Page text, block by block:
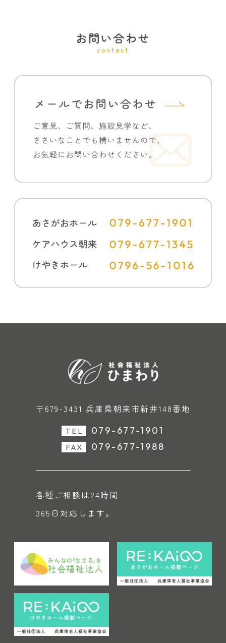
お問い合わせ
contact
〒679-3431 兵庫県朝来市新井148番地
TEL 079-677-1901
FAX 079-677-1988
各種ご相談は24時間
365日対応します。